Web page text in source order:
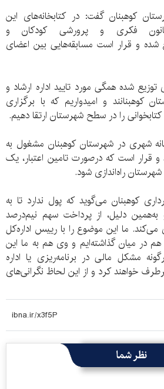
کوهبنان گفت: در کتابخانه‌های این
فکری ‌و پرورشی کودکان‌ و
شده و قرار است مسابقه‌هایی بین اعضای
شده همگی مورد تایید اداره ارشاد و
و امیدواریم که با برگزاری
را در سطح شهرستان ارتقا دهیم.
شهری در شهرستان کوهبنان مشغول به
و قرار است که درصورت تامین اعتبار، یک
راه‌اندازی شود.
کوهبنان می‌گوید که پول ندارد تا به
به‌همین دلیل، از پرداخت سهم نیم‌درصد
می‌کند. ما این موضوع را با رییس اداره‌کل
هم در میان گذاشته‌ایم و وی هم به ما این
مشکل مالی در برنامه‌ریزی یا اداره
خواهند کرد و از این لحاظ نگرانی‌های
نظر شما